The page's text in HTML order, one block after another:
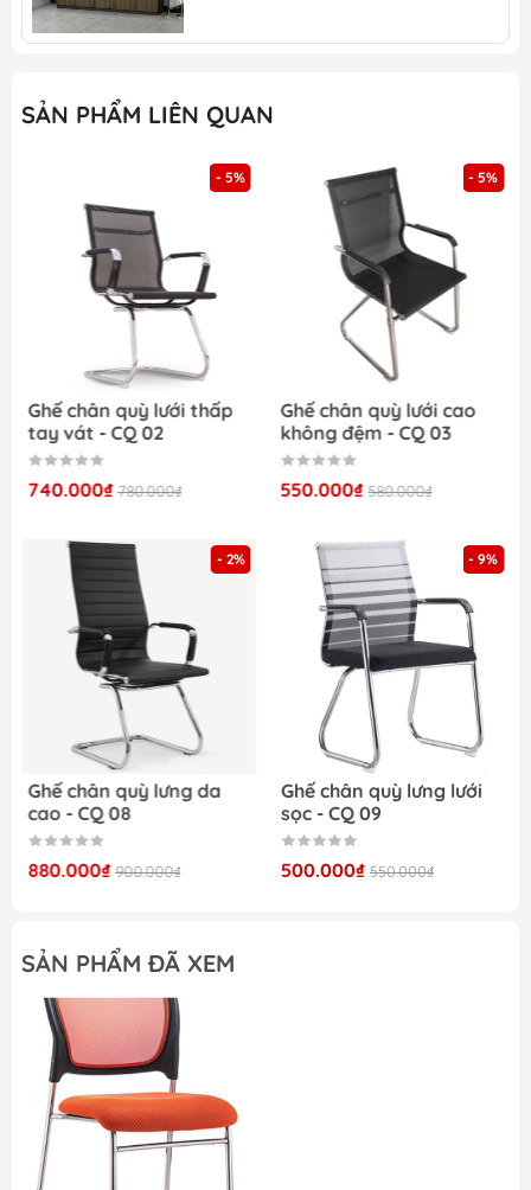
Bàn ghế học sinh giá rẻ
Giường sắt ra giẻ
SẢN PHẨM LIÊN QUAN
- 5%
Ghế chân quỳ lưới thấp
tay vát - CQ 02
740.000₫ 780.000₫
- 5%
Ghế chân quỳ lưới cao
không đệm - CQ 03
550.000₫ 580.000₫
- 2%
Ghế chân quỳ lưng da
cao - CQ 08
880.000₫ 900.000₫
- 9%
Ghế chân quỳ lưng lưới
sọc - CQ 09
500.000₫ 550.000₫
SẢN PHẨM ĐÃ XEM